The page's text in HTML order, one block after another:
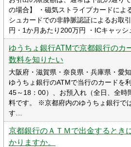
の場合】 ・磁気ストライプカードによ
シュカードでの非静脈認証によるお取
円・1か月あたり200万円 ・ICキャッシ
ゆうちょ銀行ATMで京都銀行のカ
数料を知りたい
大阪府・滋賀県・奈良県・兵庫県・愛
ゆうちょ銀行のATMで当行のカードを
45～18：00）、お預入れ（全日、全時
料です。 ※京都府内のゆうちょ銀行で
す…
京都銀行のＡＴＭで出金するとき
かりますか。